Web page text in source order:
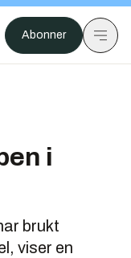
Abonner
i
brukt
viser en